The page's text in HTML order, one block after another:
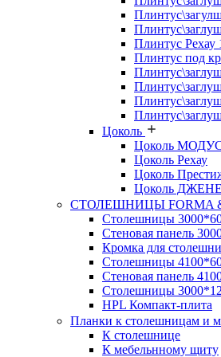
Плинтус
Плинтус под
Цоколь
Цоколь
Цоколь Рехау
Цоколь
Цоколь
СТОЛЕШНИЦЫ FORMA
Столешницы
Стеновая панель
Кромка для
Столешницы
Стеновая панель
Столешницы
HPL Компакт-плита
Планки к столешницам и
К столешнице
К мебельнному щиту